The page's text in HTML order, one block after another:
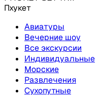
Пхукет
Авиатуры
Вечерние шоу
Все экскурсии
Индивидуальные
Морские
Развлечения
Сухопутные